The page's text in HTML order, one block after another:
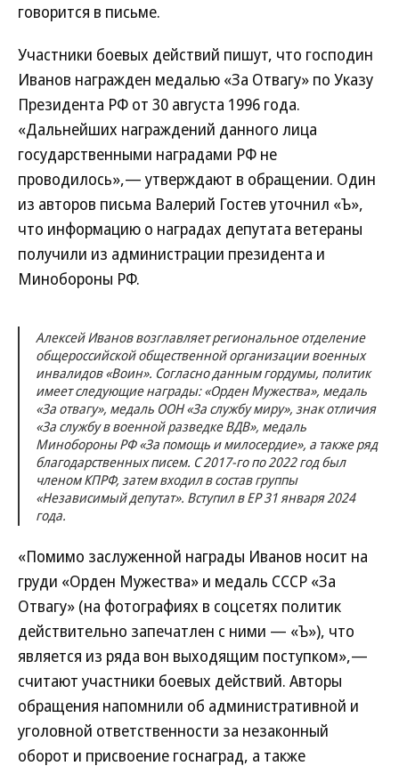
говорится в письме.
Участники боевых действий пишут, что господин
Иванов награжден медалью «За Отвагу» по Указу
Президента РФ от 30 августа 1996 года.
«Дальнейших награждений данного лица
государственными наградами РФ не
проводилось»,— утверждают в обращении. Один
из авторов письма Валерий Гостев уточнил «Ъ»,
что информацию о наградах депутата ветераны
получили из администрации президента и
Минобороны РФ.
Алексей Иванов возглавляет региональное отделение
общероссийской общественной организации военных
инвалидов «Воин». Согласно данным гордумы, политик
имеет следующие награды: «Орден Мужества», медаль
«За отвагу», медаль ООН «За службу миру», знак отличия
«За службу в военной разведке ВДВ», медаль
Минобороны РФ «За помощь и милосердие», а также ряд
благодарственных писем. С 2017-го по 2022 год был
членом КПРФ, затем входил в состав группы
«Независимый депутат». Вступил в ЕР 31 января 2024
года.
«Помимо заслуженной награды Иванов носит на
груди «Орден Мужества» и медаль СССР «За
Отвагу» (на фотографиях в соцсетях политик
действительно запечатлен с ними — «Ъ»), что
является из ряда вон выходящим поступком»,—
считают участники боевых действий. Авторы
обращения напомнили об административной и
уголовной ответственности за незаконный
оборот и присвоение госнаград, а также